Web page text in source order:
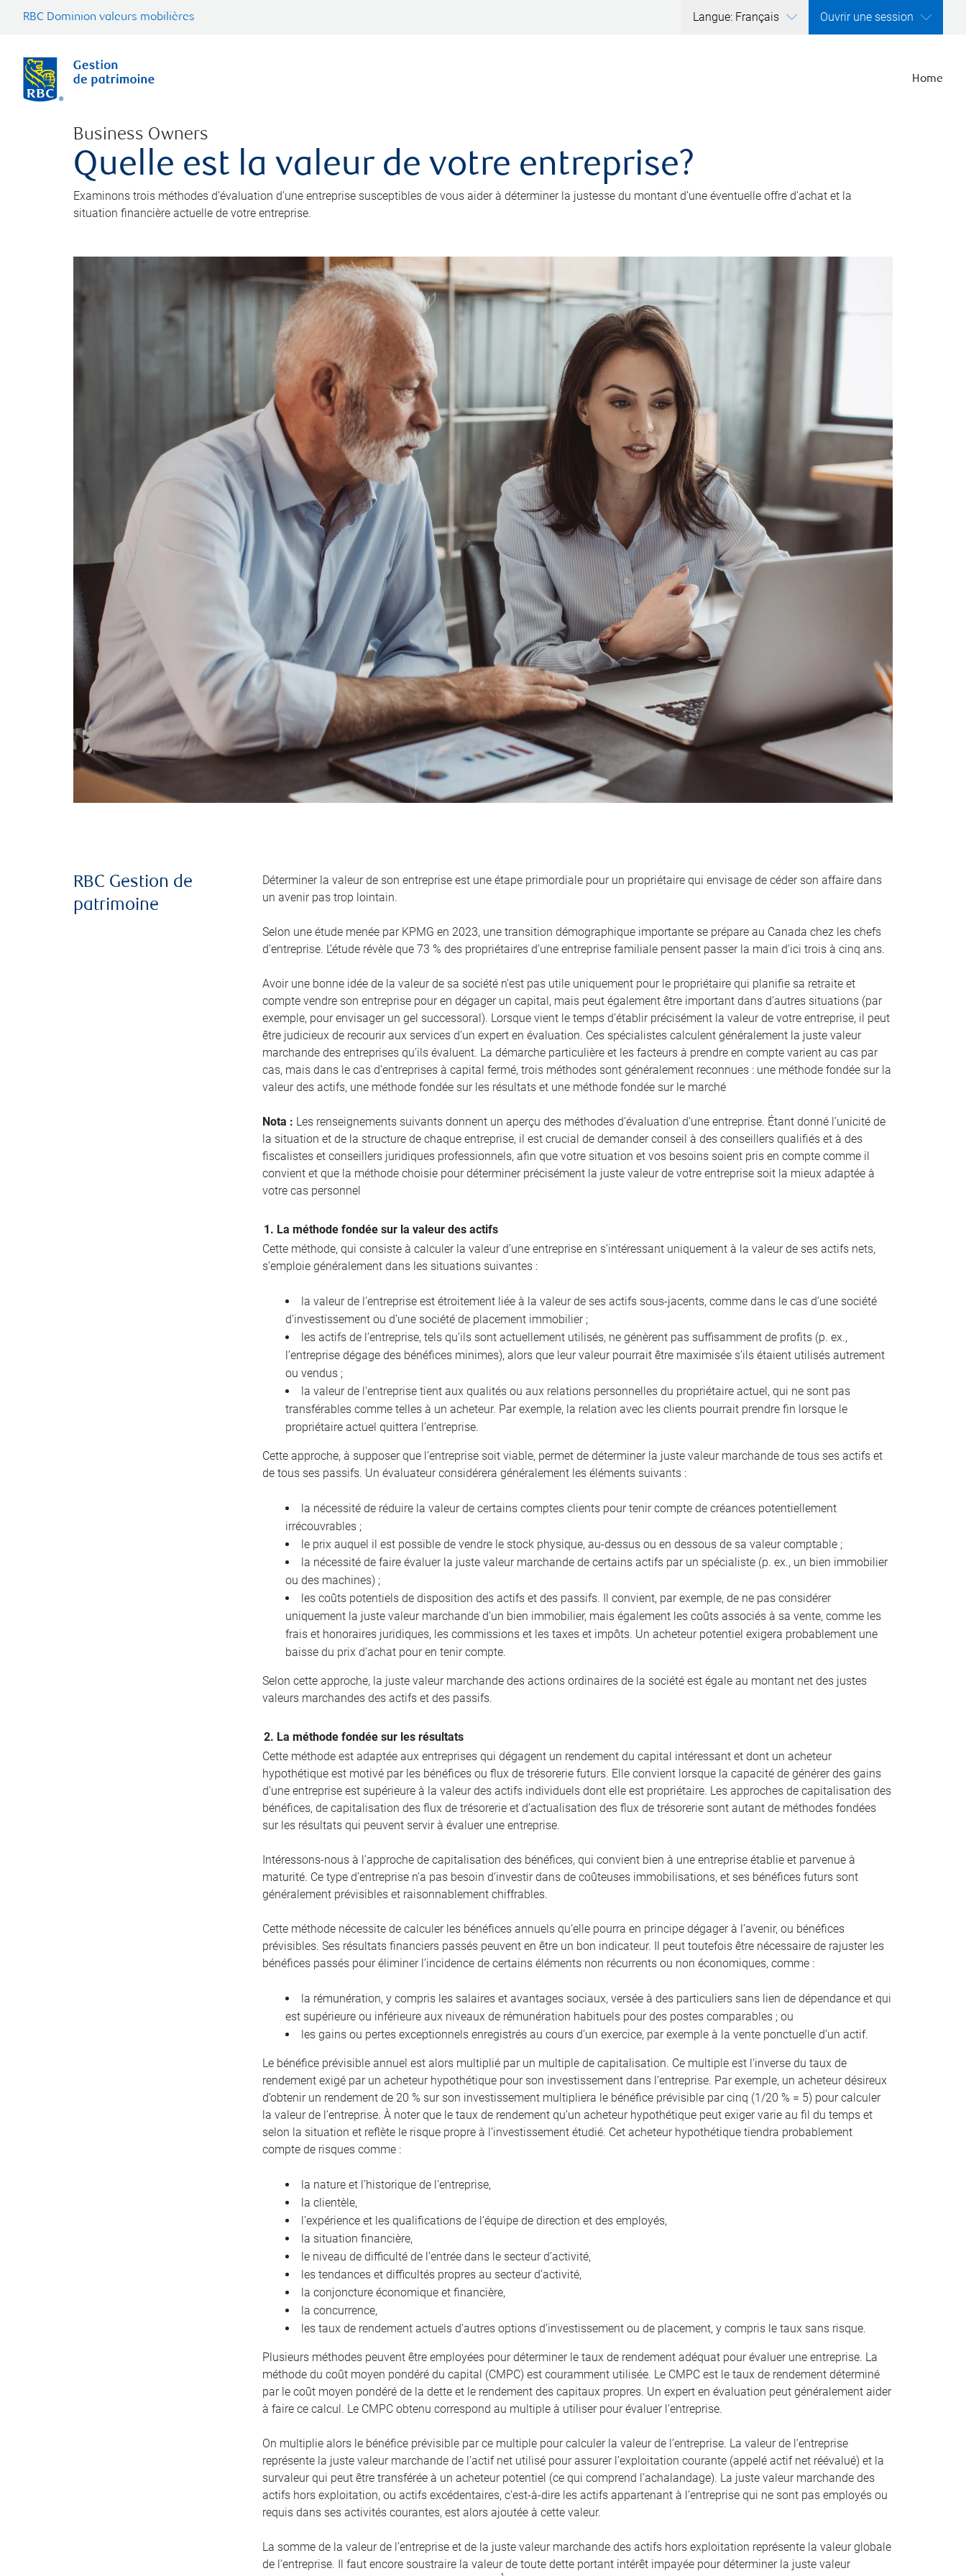
RBC Dominion valeurs mobilières Langue: Français Ouvrir une session
Home
Business Owners
Quelle est la valeur de votre entreprise?
Examinons trois méthodes d’évaluation d’une entreprise susceptibles de vous aider à déterminer la justesse du montant d’une éventuelle offre d’achat et la
situation financière actuelle de votre entreprise.
RBC Gestion de
patrimoine
Déterminer la valeur de son entreprise est une étape primordiale pour un propriétaire qui envisage de céder son affaire dans
un avenir pas trop lointain.
Selon une étude menée par KPMG en 2023, une transition démographique importante se prépare au Canada chez les chefs
d’entreprise. L’étude révèle que 73 % des propriétaires d’une entreprise familiale pensent passer la main d’ici trois à cinq ans.
Avoir une bonne idée de la valeur de sa société n’est pas utile uniquement pour le propriétaire qui planifie sa retraite et
compte vendre son entreprise pour en dégager un capital, mais peut également être important dans d’autres situations (par
exemple, pour envisager un gel successoral). Lorsque vient le temps d’établir précisément la valeur de votre entreprise, il peut
être judicieux de recourir aux services d’un expert en évaluation. Ces spécialistes calculent généralement la juste valeur
marchande des entreprises qu’ils évaluent. La démarche particulière et les facteurs à prendre en compte varient au cas par
cas, mais dans le cas d’entreprises à capital fermé, trois méthodes sont généralement reconnues : une méthode fondée sur la
valeur des actifs, une méthode fondée sur les résultats et une méthode fondée sur le marché
Nota : Les renseignements suivants donnent un aperçu des méthodes d’évaluation d’une entreprise. Étant donné l’unicité de
la situation et de la structure de chaque entreprise, il est crucial de demander conseil à des conseillers qualifiés et à des
fiscalistes et conseillers juridiques professionnels, afin que votre situation et vos besoins soient pris en compte comme il
convient et que la méthode choisie pour déterminer précisément la juste valeur de votre entreprise soit la mieux adaptée à
votre cas personnel
1. La méthode fondée sur la valeur des actifs
Cette méthode, qui consiste à calculer la valeur d’une entreprise en s’intéressant uniquement à la valeur de ses actifs nets,
s’emploie généralement dans les situations suivantes :
la valeur de l’entreprise est étroitement liée à la valeur de ses actifs sous-jacents, comme dans le cas d’une société
d’investissement ou d’une société de placement immobilier ;
les actifs de l’entreprise, tels qu’ils sont actuellement utilisés, ne génèrent pas suffisamment de profits (p. ex.,
l’entreprise dégage des bénéfices minimes), alors que leur valeur pourrait être maximisée s’ils étaient utilisés autrement
ou vendus ;
la valeur de l’entreprise tient aux qualités ou aux relations personnelles du propriétaire actuel, qui ne sont pas
transférables comme telles à un acheteur. Par exemple, la relation avec les clients pourrait prendre fin lorsque le
propriétaire actuel quittera l’entreprise.
Cette approche, à supposer que l’entreprise soit viable, permet de déterminer la juste valeur marchande de tous ses actifs et
de tous ses passifs. Un évaluateur considérera généralement les éléments suivants :
la nécessité de réduire la valeur de certains comptes clients pour tenir compte de créances potentiellement
irrécouvrables ;
le prix auquel il est possible de vendre le stock physique, au-dessus ou en dessous de sa valeur comptable ;
la nécessité de faire évaluer la juste valeur marchande de certains actifs par un spécialiste (p. ex., un bien immobilier
ou des machines) ;
les coûts potentiels de disposition des actifs et des passifs. Il convient, par exemple, de ne pas considérer
uniquement la juste valeur marchande d’un bien immobilier, mais également les coûts associés à sa vente, comme les
frais et honoraires juridiques, les commissions et les taxes et impôts. Un acheteur potentiel exigera probablement une
baisse du prix d’achat pour en tenir compte.
Selon cette approche, la juste valeur marchande des actions ordinaires de la société est égale au montant net des justes
valeurs marchandes des actifs et des passifs.
2. La méthode fondée sur les résultats
Cette méthode est adaptée aux entreprises qui dégagent un rendement du capital intéressant et dont un acheteur
hypothétique est motivé par les bénéfices ou flux de trésorerie futurs. Elle convient lorsque la capacité de générer des gains
d’une entreprise est supérieure à la valeur des actifs individuels dont elle est propriétaire. Les approches de capitalisation des
bénéfices, de capitalisation des flux de trésorerie et d’actualisation des flux de trésorerie sont autant de méthodes fondées
sur les résultats qui peuvent servir à évaluer une entreprise.
Intéressons-nous à l’approche de capitalisation des bénéfices, qui convient bien à une entreprise établie et parvenue à
maturité. Ce type d’entreprise n’a pas besoin d’investir dans de coûteuses immobilisations, et ses bénéfices futurs sont
généralement prévisibles et raisonnablement chiffrables.
Cette méthode nécessite de calculer les bénéfices annuels qu’elle pourra en principe dégager à l’avenir, ou bénéfices
prévisibles. Ses résultats financiers passés peuvent en être un bon indicateur. Il peut toutefois être nécessaire de rajuster les
bénéfices passés pour éliminer l’incidence de certains éléments non récurrents ou non économiques, comme :
la rémunération, y compris les salaires et avantages sociaux, versée à des particuliers sans lien de dépendance et qui
est supérieure ou inférieure aux niveaux de rémunération habituels pour des postes comparables ; ou
les gains ou pertes exceptionnels enregistrés au cours d’un exercice, par exemple à la vente ponctuelle d’un actif.
Le bénéfice prévisible annuel est alors multiplié par un multiple de capitalisation. Ce multiple est l’inverse du taux de
rendement exigé par un acheteur hypothétique pour son investissement dans l’entreprise. Par exemple, un acheteur désireux
d’obtenir un rendement de 20 % sur son investissement multipliera le bénéfice prévisible par cinq (1/20 % = 5) pour calculer
la valeur de l’entreprise. À noter que le taux de rendement qu’un acheteur hypothétique peut exiger varie au fil du temps et
selon la situation et reflète le risque propre à l’investissement étudié. Cet acheteur hypothétique tiendra probablement
compte de risques comme :
la nature et l’historique de l’entreprise,
la clientèle,
l’expérience et les qualifications de l’équipe de direction et des employés,
la situation financière,
le niveau de difficulté de l’entrée dans le secteur d’activité,
les tendances et difficultés propres au secteur d’activité,
la conjoncture économique et financière,
la concurrence,
les taux de rendement actuels d’autres options d’investissement ou de placement, y compris le taux sans risque.
Plusieurs méthodes peuvent être employées pour déterminer le taux de rendement adéquat pour évaluer une entreprise. La
méthode du coût moyen pondéré du capital (CMPC) est couramment utilisée. Le CMPC est le taux de rendement déterminé
par le coût moyen pondéré de la dette et le rendement des capitaux propres. Un expert en évaluation peut généralement aider
à faire ce calcul. Le CMPC obtenu correspond au multiple à utiliser pour évaluer l’entreprise.
On multiplie alors le bénéfice prévisible par ce multiple pour calculer la valeur de l’entreprise. La valeur de l’entreprise
représente la juste valeur marchande de l’actif net utilisé pour assurer l’exploitation courante (appelé actif net réévalué) et la
survaleur qui peut être transférée à un acheteur potentiel (ce qui comprend l’achalandage). La juste valeur marchande des
actifs hors exploitation, ou actifs excédentaires, c’est-à-dire les actifs appartenant à l’entreprise qui ne sont pas employés ou
requis dans ses activités courantes, est alors ajoutée à cette valeur.
La somme de la valeur de l’entreprise et de la juste valeur marchande des actifs hors exploitation représente la valeur globale
de l’entreprise. Il faut encore soustraire la valeur de toute dette portant intérêt impayée pour déterminer la juste valeur